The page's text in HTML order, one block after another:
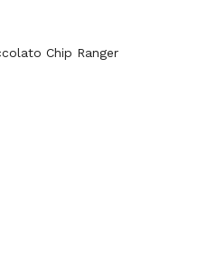
Chip Ranger